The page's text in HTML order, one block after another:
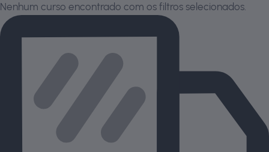
Nenhum curso encontrado com os filtros selecionados.